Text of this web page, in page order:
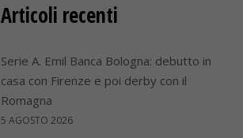
Articoli recenti
Serie A. Emil Banca Bologna: debutto in
casa con Firenze e poi derby con il
Romagna
5 AGOSTO 2026